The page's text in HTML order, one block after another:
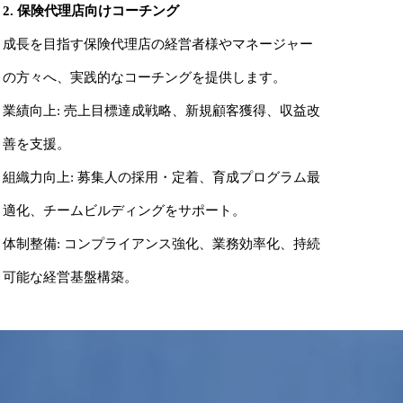
2. 保険代理店向けコーチング
成長を目指す保険代理店の経営者様やマネージャー
の方々へ、実践的なコーチングを提供します。
業績向上: 売上目標達成戦略、新規顧客獲得、収益改
善を支援。
組織力向上: 募集人の採用・定着、育成プログラム最
適化、チームビルディングをサポート。
体制整備: コンプライアンス強化、業務効率化、持続
可能な経営基盤構築。